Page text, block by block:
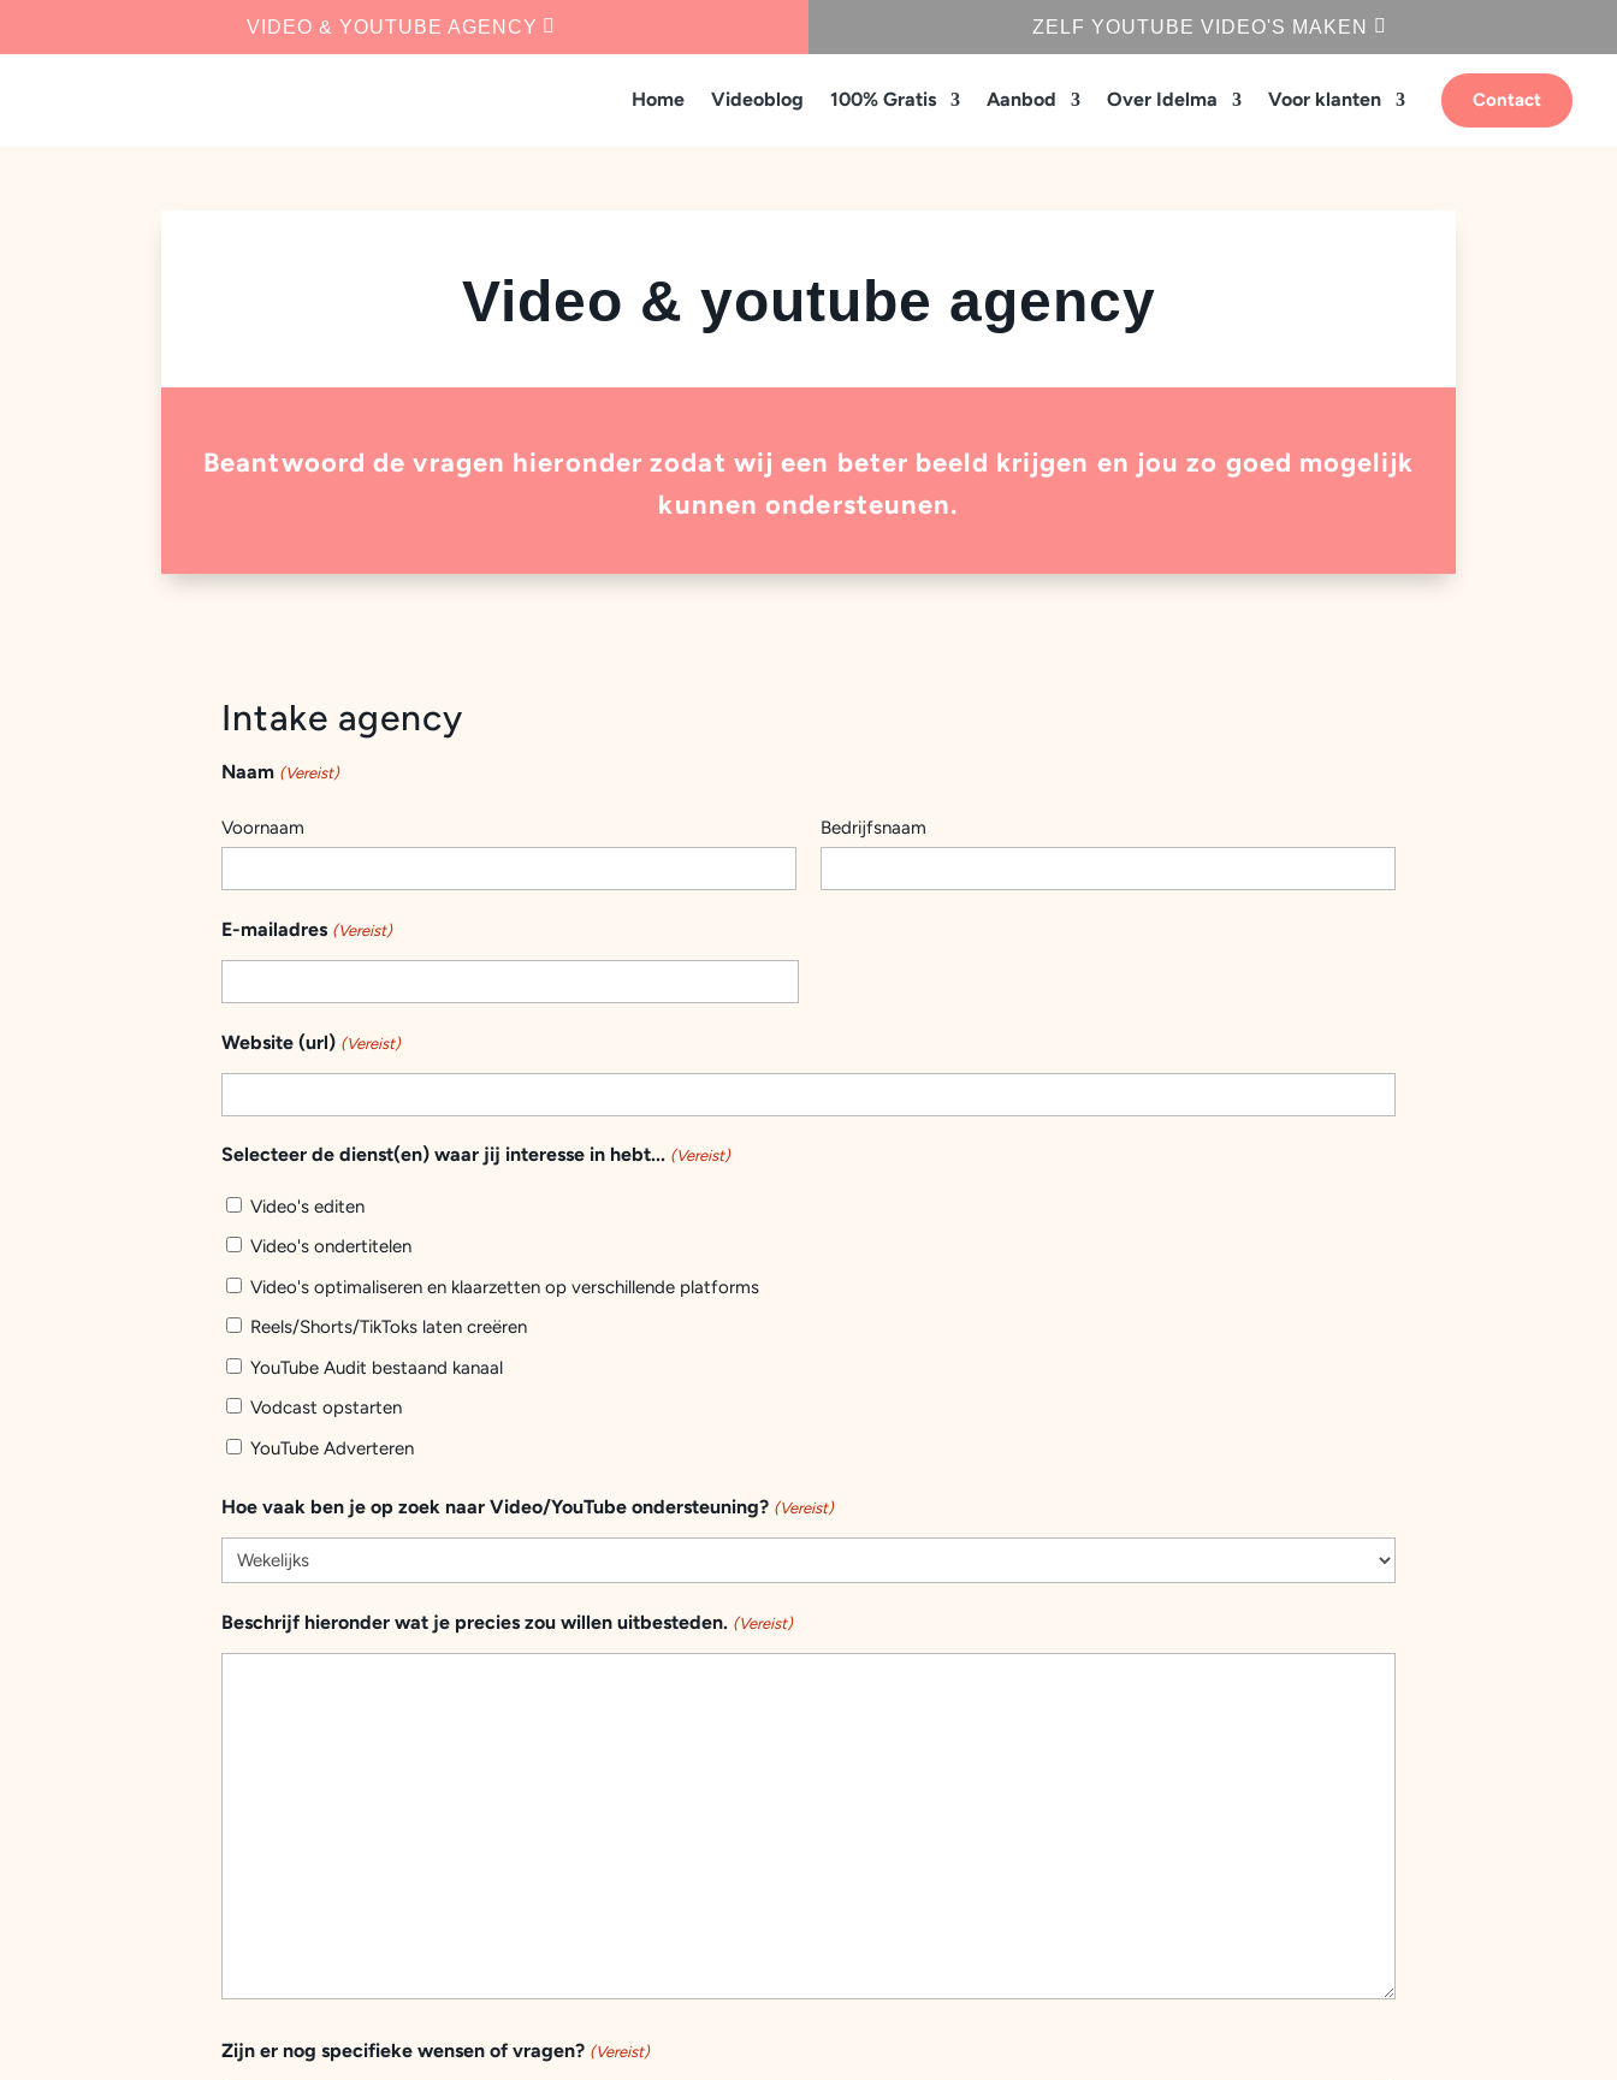
VIDEO & YOUTUBE AGENCY ZELF YOUTUBE VIDEO'S MAKEN
Home Videoblog 100% Gratis Aanbod Over Idelma Voor klanten Contact
Video & youtube agency
Beantwoord de vragen hieronder zodat wij een beter beeld krijgen en jou zo goed mogelijk
kunnen ondersteunen.
Intake agency
Naam (Vereist)
Voornaam Bedrijfsnaam
E-mailadres (Vereist)
Website (url) (Vereist)
Selecteer de dienst(en) waar jij interesse in hebt... (Vereist)
Video's editen
Video's ondertitelen
Video's optimaliseren en klaarzetten op verschillende platforms
Reels/Shorts/TikToks laten creëren
YouTube Audit bestaand kanaal
Vodcast opstarten
YouTube Adverteren
Hoe vaak ben je op zoek naar Video/YouTube ondersteuning? (Vereist)
Beschrijf hieronder wat je precies zou willen uitbesteden. (Vereist)
Zijn er nog specifieke wensen of vragen? (Vereist)